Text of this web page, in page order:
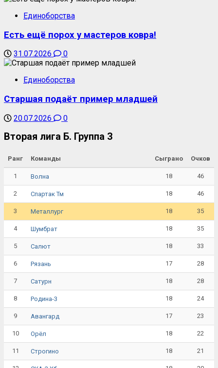
Единоборства
Есть ещё порох у мастеров ковра!
31.07.2026 0
Единоборства
Старшая подаёт пример младшей
20.07.2026 0
Вторая лига Б. Группа 3
Ранг Команды Сыграно Очков
1 Волна 18 46
2 Спартак Тм 18 46
3 Металлург 18 35
4 Шумбрат 18 35
5 Салют 18 33
6 Рязань 17 28
7 Сатурн 18 28
8 Родина-3 18 24
9 Авангард 17 23
10 Орёл 18 22
11 Строгино 18 21